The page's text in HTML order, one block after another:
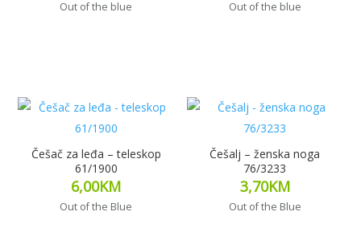
Out of the blue Out of the blue
Češač za leđa – teleskop
61/1900
6,00KM
Out of the Blue
Češalj – ženska noga
76/3233
3,70KM
Out of the Blue